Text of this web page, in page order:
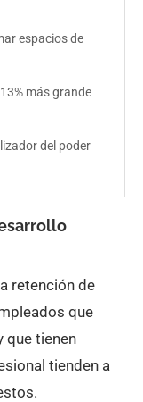
espacios de
más grande
del poder
retención de
que
que tienen
tienden a